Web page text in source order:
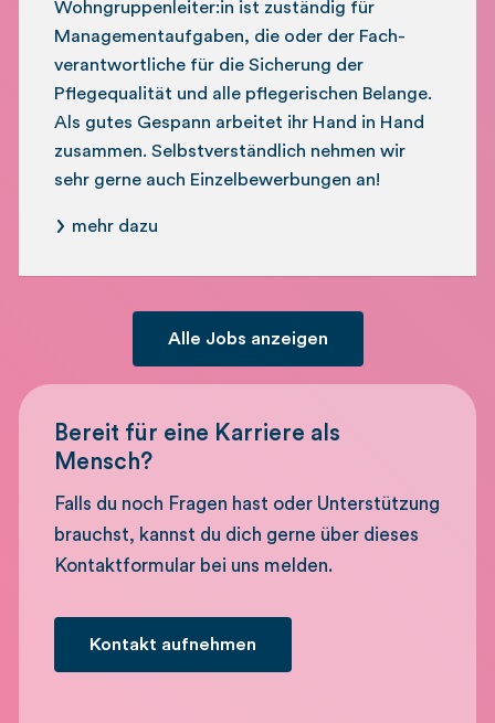
Wohngruppenleiter:in ist zuständig für
Management­aufgaben, die oder der Fach­
verantwortliche für die Sicherung der
Pflegequalität und alle pflegerischen Belange.
Als gutes Gespann arbeitet ihr Hand in Hand
zusammen. Selbstverständlich nehmen wir
sehr gerne auch Einzelbewerbungen an!
mehr dazu
Alle Jobs anzeigen
Bereit für eine Karriere als
Mensch?
Falls du noch Fragen hast oder Unterstützung
brauchst, kannst du dich gerne über dieses
Kontaktformular bei uns melden.
Kontakt aufnehmen